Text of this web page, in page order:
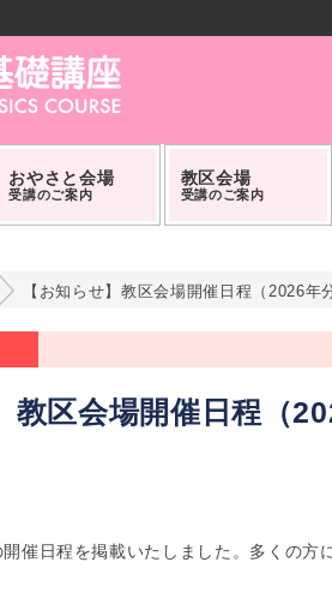
おやさと会場
受講のご案内
教区会場
受講のご案内
【お知らせ】教区会場開催日程（2026年
教区会場開催日程（
開催日程を掲載いたしました。多くの方